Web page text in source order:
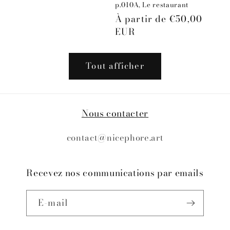
p.010A, Le restaurant
Prix
habituel
À partir de €50,00
EUR
Tout afficher
Nous contacter
contact@nicephore.art
Recevez nos communications par emails
E-mail